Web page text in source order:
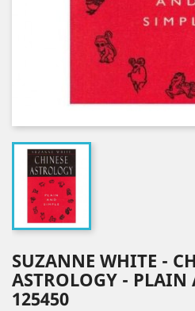
SUZANNE WHITE -
ASTROLOGY - PLAIN
125450